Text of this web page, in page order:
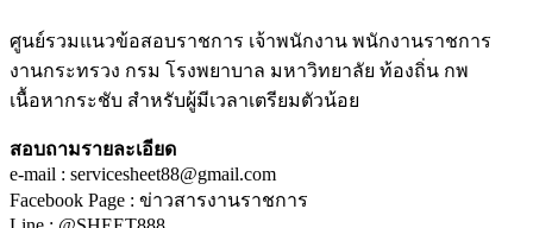
ศูนย์รวมแนวข้อสอบราชการ เจ้าพนักงาน พนักงานราชการ
งานกระทรวง กรม โรงพยาบาล มหาวิทยาลัย ท้องถิ่น กพ
เนื้อหากระชับ สำหรับผู้มีเวลาเตรียมตัวน้อย
สอบถามรายละเอียด
e-mail : servicesheet88@gmail.com
Facebook Page : ข่าวสารงานราชการ